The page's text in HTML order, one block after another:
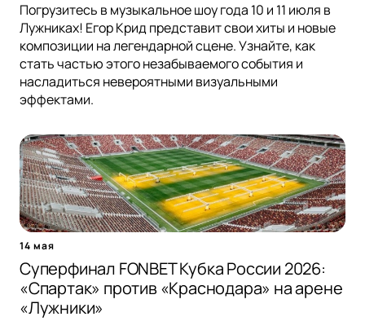
Погрузитесь в музыкальное шоу года 10 и 11 июля в
Лужниках! Егор Крид представит свои хиты и новые
композиции на легендарной сцене. Узнайте, как
стать частью этого незабываемого события и
насладиться невероятными визуальными
эффектами.
14 мая
Суперфинал FONBET Кубка России 2026:
«Спартак» против «Краснодара» на арене
«Лужники»